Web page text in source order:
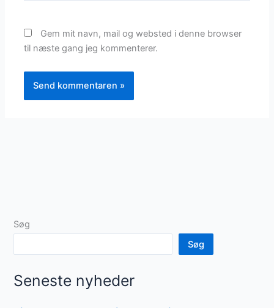
Gem mit navn, mail og websted i denne browser
til næste gang jeg kommenterer.
Søg
Søg
Seneste nyheder